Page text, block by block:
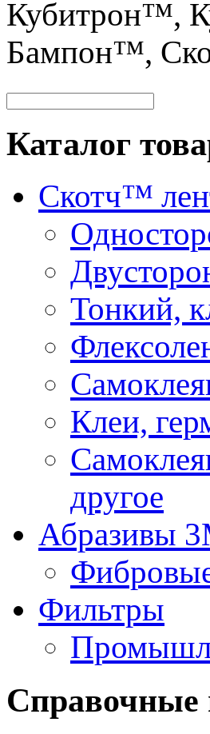
Кубитрон™,
Бампон™,
Каталог
Скотч™
Тонкий,
Клеи,
другое
Абразивы
Фильтры
Справочные